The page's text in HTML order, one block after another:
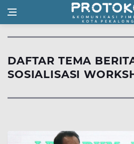
DAFTAR TEMA
SOSIALISASI